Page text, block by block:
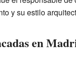
y su estilo
en